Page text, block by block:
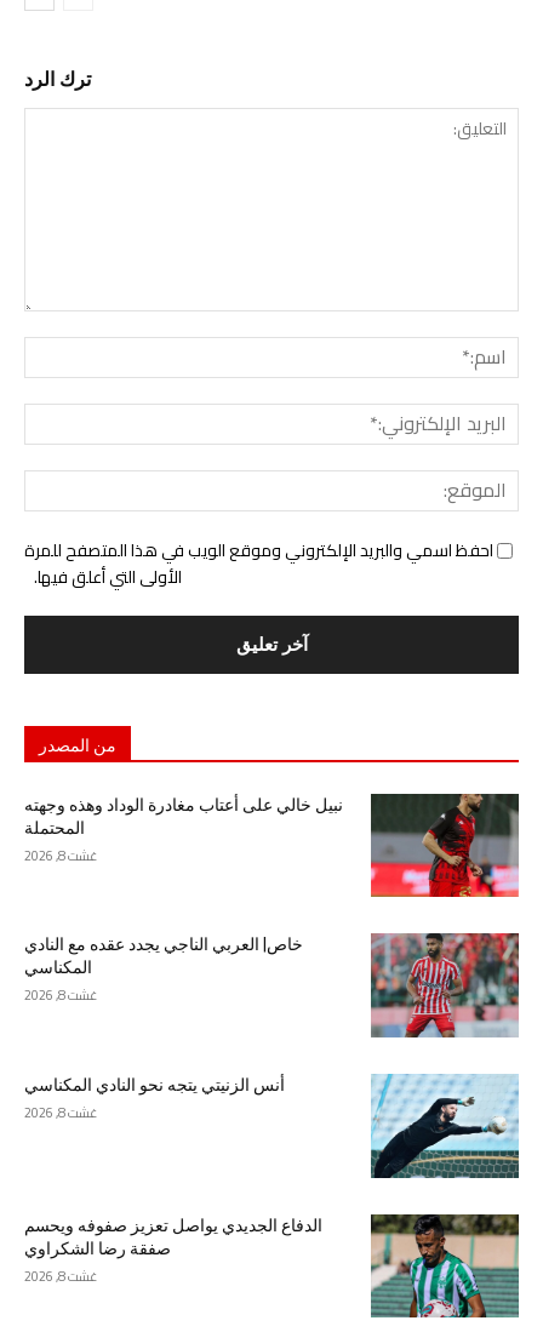
ترك الرد
احفظ اسمي والبريد الإلكتروني وموقع الويب في هذا المتصفح للمرة
الأولى التي أعلق فيها.
من المصدر
نبيل خالي على أعتاب مغادرة الوداد وهذه وجهته
المحتملة
غشت 8, 2026
خاص| العربي الناجي يجدد عقده مع النادي
المكناسي
غشت 8, 2026
أنس الزنيتي يتجه نحو النادي المكناسي
غشت 8, 2026
الدفاع الجديدي يواصل تعزيز صفوفه ويحسم
صفقة رضا الشكراوي
غشت 8, 2026